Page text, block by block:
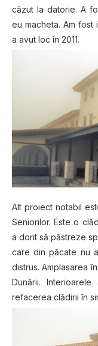
căzut la datorie. A
eu macheta. Am
a avut loc în 2011.
Alt proiect notabil
Seniorilor. Este o
a dorit să păstreze
care din păcate nu
distrus. Amplasarea
Dunării.
refacerea clădirii în